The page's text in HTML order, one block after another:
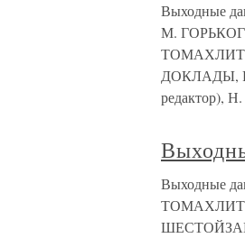
Выходные
М.
ДОКЛАДЫ,
редактор),
Выходные